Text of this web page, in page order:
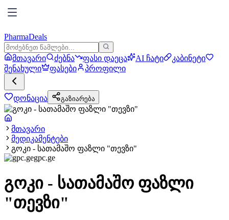
PharmaDeals
მთავარი ძებნა ფასი დაეცა AI ჩატი
კაბინეტი
შენახული
ფასები პროფილი
დონაცია გაზიარება
მთავარი
მედიკამენტები
გოკი - სათამაშო ფაზლი "თევზი"
gpc.ge
გოკი - სათამაშო ფაზლი
"თევზი"